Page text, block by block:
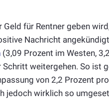
für Rentner geben
Nachricht
(3,09 Prozent im Westen,
weitergehen. So ist
von 2,2 Prozent
jedoch wirklich so